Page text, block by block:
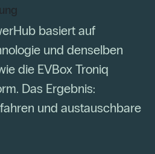
basiert auf
und denselben
die EVBox Troniq
Das Ergebnis:
und austauschbare